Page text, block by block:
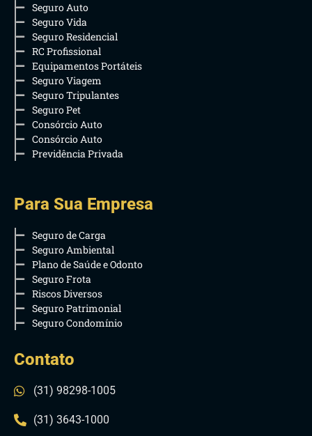
Seguro Auto
Seguro Vida
Seguro Residencial
RC Profissional
Equipamentos Portáteis
Seguro Viagem
Seguro Tripulantes
Seguro Pet
Consórcio Auto
Consórcio Auto
Previdência Privada
Para Sua Empresa
Seguro de Carga
Seguro Ambiental
Plano de Saúde e Odonto
Seguro Frota
Riscos Diversos
Seguro Patrimonial
Seguro Condomínio
Contato
(31) 98298-1005
(31) 3643-1000